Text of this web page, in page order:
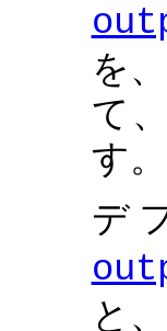
を
て
す。
デ
と